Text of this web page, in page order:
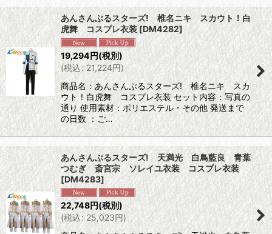
絞り込む
あんさんぶるスターズ! 椎名ニキ スカウト！白
虎舞 コスプレ衣装[DM4282]
19,294円(税別)
(税込: 21,224円)
商品名：あんさんぶるスターズ! 椎名ニキ スカ
ウト！白虎舞 コスプレ衣装 セット内容：写真の
通り 使用素材：ポリエステル・その他 発送まで
の日数 ：ご…
あんさんぶるスターズ! 天満光 白鳥藍良 青葉
つむぎ 斎宮宗 ソレイユ衣装 コスプレ衣装
[DM4283]
22,748円(税別)
(税込: 25,023円)